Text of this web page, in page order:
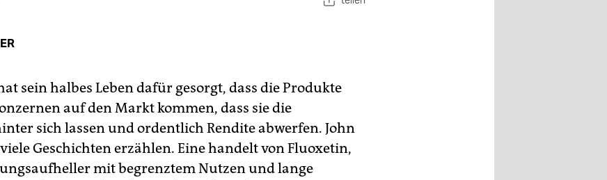
sein halbes Leben dafür gesorgt, dass die Produkte
auf den Markt kommen, dass sie die
sich lassen und ordentlich Rendite abwerfen. John
Geschichten erzählen. Eine handelt von Fluoxetin,
mit begrenztem Nutzen und lange